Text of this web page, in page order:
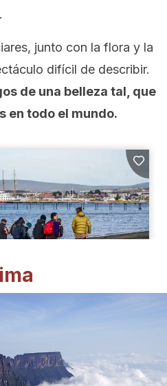
junto con la flora y la
difícil de describir.
de una belleza tal, que
en todo el mundo.